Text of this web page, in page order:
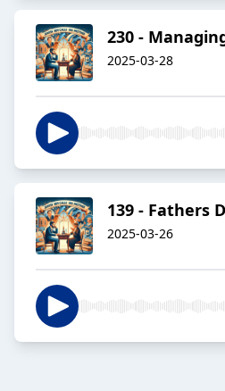
230 -
2025-03-28
139 - Fathers
2025-03-26